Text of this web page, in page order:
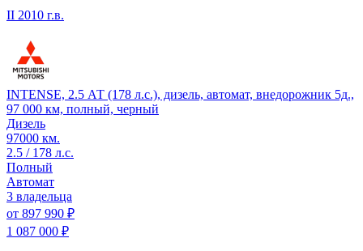
II 2010 г.в.
INTENSE, 2.5 АТ (178 л.с.), дизель, автомат, внедорожник 5д.,
97 000 км, полный, черный
Дизель
97000 км.
2.5 / 178 л.с.
Полный
Автомат
3 владельца
от 897 990 ₽
1 087 000 ₽